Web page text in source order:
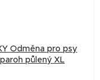
Odměna pro psy
půlený XL